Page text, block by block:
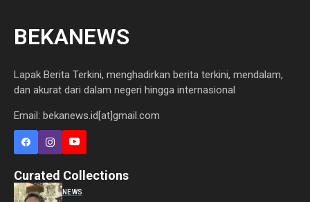
BEKANEWS
Lapak Berita Terkini, menghadirkan berita terkini, mendalam,
dan akurat dari dalam negeri hingga internasional
Email: bekanews.id[at]gmail.com
Curated Collections
NEWS